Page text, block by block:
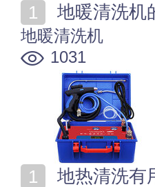
地暖清洗机
地暖清洗机
1031
地热清洗有